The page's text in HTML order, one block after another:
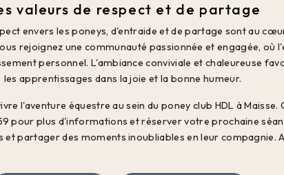
valeurs de respect et de partage
envers les poneys, d'entraide et de partage sont au
rejoignez une communauté passionnée et engagée, où
personnel. L'ambiance conviviale et chaleureuse
les apprentissages dans la joie et la bonne humeur.
l'aventure équestre au sein du poney club HDL à Maisse.
pour plus d'informations et réserver votre prochaine
et partager des moments inoubliables en leur compagnie.